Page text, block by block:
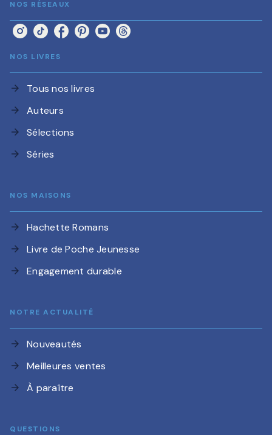
NOS RÉSEAUX
NOS LIVRES
arrow_forward Tous nos livres
arrow_forward Auteurs
arrow_forward Sélections
arrow_forward Séries
NOS MAISONS
arrow_forward Hachette Romans
arrow_forward Livre de Poche Jeunesse
arrow_forward Engagement durable
NOTRE ACTUALITÉ
arrow_forward Nouveautés
arrow_forward Meilleures ventes
arrow_forward À paraître
QUESTIONS